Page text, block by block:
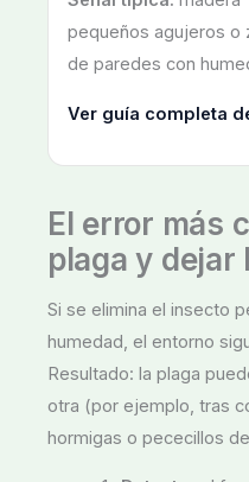
pequeños agujeros o
de paredes con
Ver guía completa
El error más
plaga y dejar
Si se elimina el insecto
humedad, el entorno
Resultado: la plaga
otra (por ejemplo, tras
hormigas o pececillos